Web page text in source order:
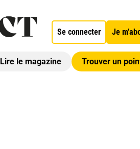
Se connecter Je
Lire le magazine Trouver un